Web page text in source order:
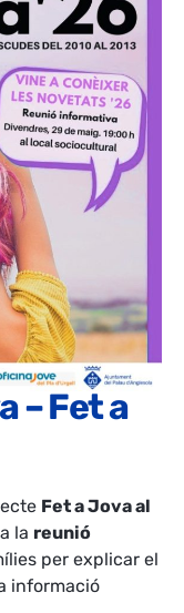
– Fet a
Fet a Jova al
la reunió
per explicar el
informació